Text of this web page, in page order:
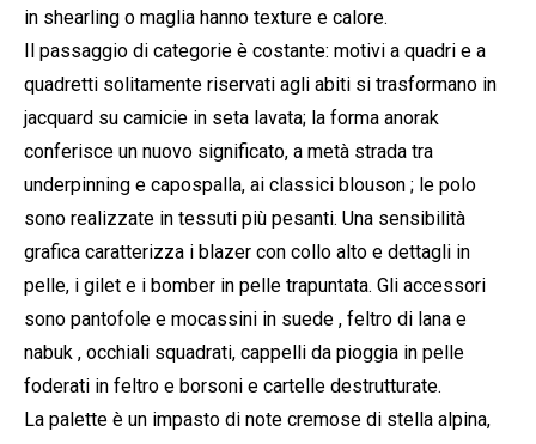
in shearling o maglia hanno texture e calore.
Il passaggio di categorie è costante: motivi a quadri e a
quadretti solitamente riservati agli abiti si trasformano in
jacquard su camicie in seta lavata; la forma anorak
conferisce un nuovo significato, a metà strada tra
underpinning e capospalla, ai classici blouson ; le polo
sono realizzate in tessuti più pesanti. Una sensibilità
grafica caratterizza i blazer con collo alto e dettagli in
pelle, i gilet e i bomber in pelle trapuntata. Gli accessori
sono pantofole e mocassini in suede , feltro di lana e
nabuk , occhiali squadrati, cappelli da pioggia in pelle
foderati in feltro e borsoni e cartelle destrutturate.
La palette è un impasto di note cremose di stella alpina,